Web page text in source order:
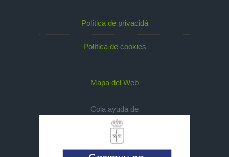
Política de privacidá
Política de cookies
Mapa del Web
Cola ayuda de